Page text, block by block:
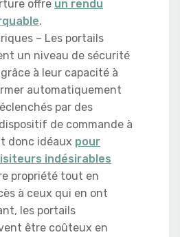
offre un rendu
.
– Les portails
un niveau de sécurité
à leur capacité à
automatiquement
par des
de commande à
donc idéaux pour
indésirables
propriété tout en
à ceux qui en ont
les portails
être coûteux en